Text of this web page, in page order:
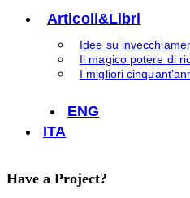
Articoli&Libri
Idee su
Il magico potere di
I migliori
ENG
ITA
Have a Project?